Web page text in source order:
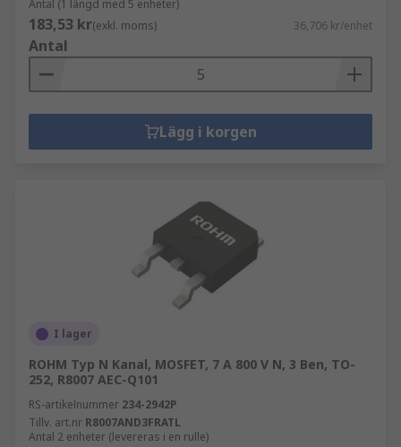
Antal (1 längd med 5 enheter)
183,53 kr(exkl. moms) 36,706 kr/enhet
Antal
Lägg i korgen
I lager
ROHM Typ N Kanal, MOSFET, 7 A 800 V N, 3 Ben, TO-
252, R8007 AEC-Q101
RS-artikelnummer 234-2942P
Tillv. art.nr R8007AND3FRATL
Antal 2 enheter (levereras i en rulle)